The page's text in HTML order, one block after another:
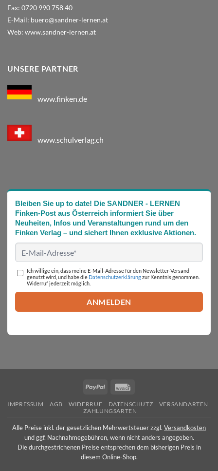
Fax: 0720 990 758 40
E-Mail: buero@sandner-lernen.at
Web: www.sandner-lernen.at
UNSERE PARTNER
www.finken.de
www.schulverlag.ch
Bleiben Sie up to date! Die SANDNER - LERNEN
Finken-Post aus Österreich informiert Sie über
Neuheiten, Infos und Veranstaltungen rund um den
Finken Verlag – und sichert Ihnen exklusive Aktionen.
Ich willige ein, dass meine E-Mail-Adresse für den Newsletter-Versand
genutzt wird, und habe die Datenschutzerklärungzur Kenntnis genommen.
Widerruf jederzeit möglich.
PayPal
IMPRESSUM AGB WIDERRUF DATENSCHUTZ
VERSANDARTEN
ZAHLUNGSARTEN
Alle Preise inkl. der gesetzlichen Mehrwertsteuer zzgl. Versandkosten
und ggf. Nachnahmegebühren, wenn nicht anders angegeben.
Die durchgestrichenen Preise entsprechen dem bisherigen Preis in
diesem Online-Shop.